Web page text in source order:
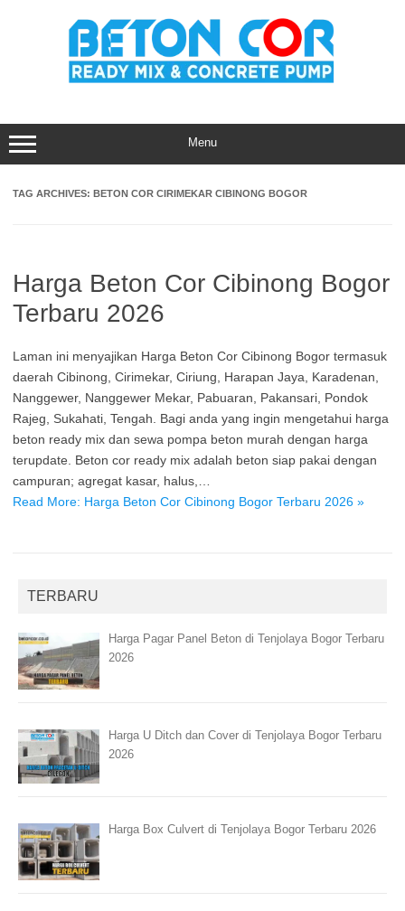
Menu
TAG ARCHIVES: BETON COR CIRIMEKAR CIBINONG BOGOR
Harga Beton Cor Cibinong Bogor
Terbaru 2026
Laman ini menyajikan Harga Beton Cor Cibinong Bogor termasuk
daerah Cibinong, Cirimekar, Ciriung, Harapan Jaya, Karadenan,
Nanggewer, Nanggewer Mekar, Pabuaran, Pakansari, Pondok
Rajeg, Sukahati, Tengah. Bagi anda yang ingin mengetahui harga
beton ready mix dan sewa pompa beton murah dengan harga
terupdate. Beton cor ready mix adalah beton siap pakai dengan
campuran; agregat kasar, halus,…
Read More: Harga Beton Cor Cibinong Bogor Terbaru 2026 »
TERBARU
Harga Pagar Panel Beton di Tenjolaya Bogor Terbaru
2026
Harga U Ditch dan Cover di Tenjolaya Bogor Terbaru
2026
Harga Box Culvert di Tenjolaya Bogor Terbaru 2026